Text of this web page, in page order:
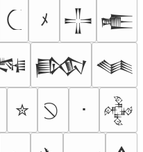
ﾒ 𒋲 𒍫
𒁃 𒈝
✮ ･ 𒅒